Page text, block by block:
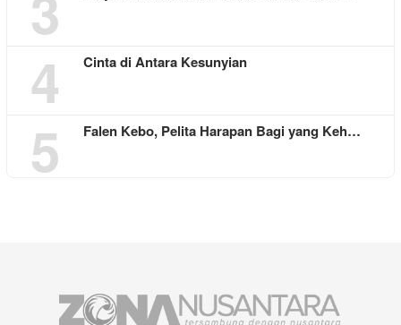
4 Cinta di Antara Kesunyian
5 Falen Kebo, Pelita Harapan Bagi yang Keh…